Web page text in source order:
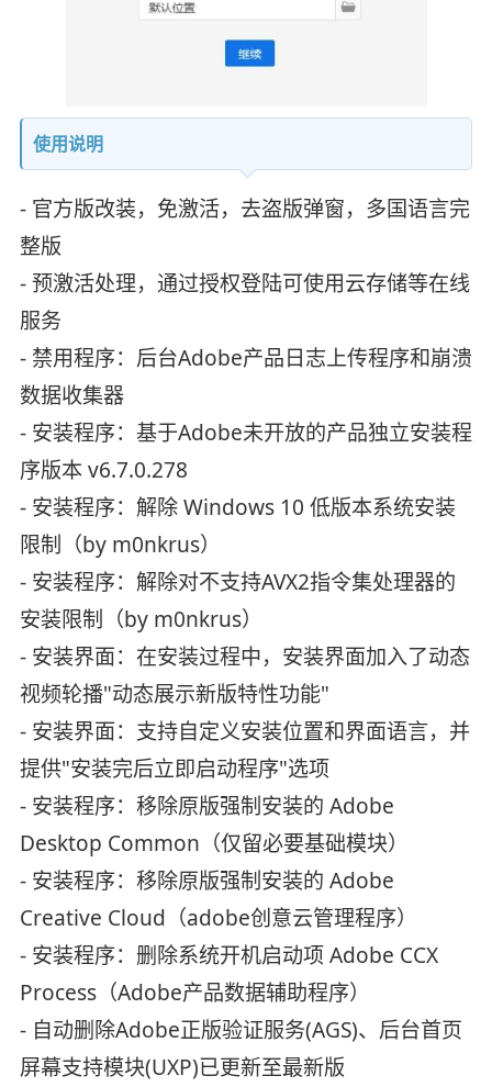
使用说明
- 官方版改装，免激活，去盗版弹窗，多国语言完
整版
- 预激活处理，通过授权登陆可使用云存储等在线
服务
- 禁用程序：后台Adobe产品日志上传程序和崩溃
数据收集器
- 安装程序：基于Adob​​e未开放的产品独立安装程
序版本 v6.7.0.278
- 安装程序：解除 Windows 10 低版本系统安装
限制（by m0nkrus）
- 安装程序：解除对不支持AVX2指令集处理器的
安装限制（by m0nkrus）
- 安装界面：在安装过程中，安装界面加入了动态
视频轮播"动态展示新版特性功能"
- 安装界面：支持自定义安装位置和界面语言，并
提供"安装完后立即启动程序"选项
- 安装程序：移除原版强制安装的 Adobe
Desktop Common（仅留必要基础模块）
- 安装程序：移除原版强制安装的 Adobe
Creative Cloud（adobe创意云管理程序）
- 安装程序：删除系统开机启动项 Adob​​e CCX
Process（Adobe产品数据辅助程序）
- 自动删除Adobe正版验证服务(AGS)、后台首页
屏幕支持模块(UXP)已更新至最新版